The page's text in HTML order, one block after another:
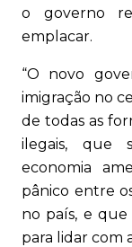
o governo
emplacar.
“O novo
imigração no
de todas as
ilegais, que
economia
pânico entre
no país, e
para lidar com